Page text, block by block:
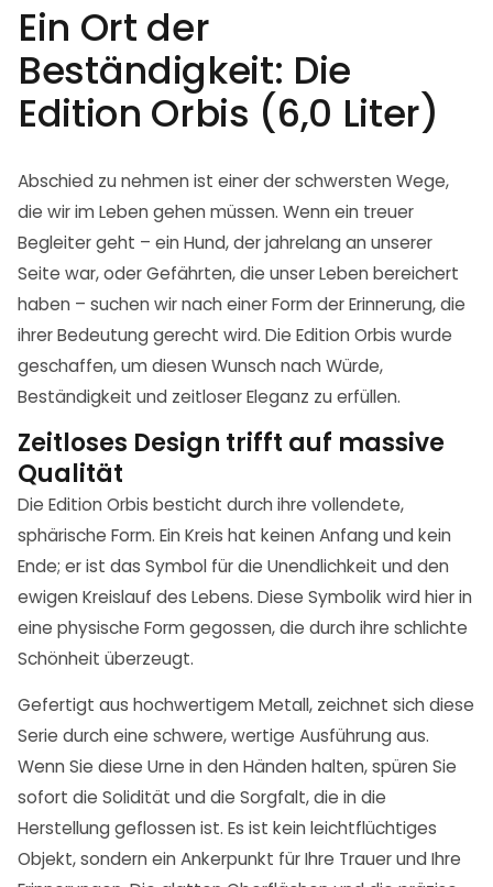
Ein Ort der
Beständigkeit: Die
Edition Orbis (6,0 Liter)
Abschied zu nehmen ist einer der schwersten Wege,
die wir im Leben gehen müssen. Wenn ein treuer
Begleiter geht – ein Hund, der jahrelang an unserer
Seite war, oder Gefährten, die unser Leben bereichert
haben – suchen wir nach einer Form der Erinnerung, die
ihrer Bedeutung gerecht wird. Die Edition Orbis wurde
geschaffen, um diesen Wunsch nach Würde,
Beständigkeit und zeitloser Eleganz zu erfüllen.
Zeitloses Design trifft auf massive
Qualität
Die Edition Orbis besticht durch ihre vollendete,
sphärische Form. Ein Kreis hat keinen Anfang und kein
Ende; er ist das Symbol für die Unendlichkeit und den
ewigen Kreislauf des Lebens. Diese Symbolik wird hier in
eine physische Form gegossen, die durch ihre schlichte
Schönheit überzeugt.
Gefertigt aus hochwertigem Metall, zeichnet sich diese
Serie durch eine schwere, wertige Ausführung aus.
Wenn Sie diese Urne in den Händen halten, spüren Sie
sofort die Solidität und die Sorgfalt, die in die
Herstellung geflossen ist. Es ist kein leichtflüchtiges
Objekt, sondern ein Ankerpunkt für Ihre Trauer und Ihre